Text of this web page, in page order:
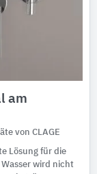
am
von CLAGE
Lösung für die
wird nicht